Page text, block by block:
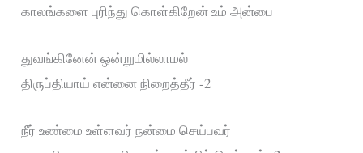
காலங்களை புரிந்து கொள்கிறேன் உம் அன்பை
துவங்கினேன் ஒன்றுமில்லாமல்
திருப்தியாய் என்னை நிறைத்தீர் -2
நீர் உண்மை உள்ளவர் நன்மை செய்பவர்